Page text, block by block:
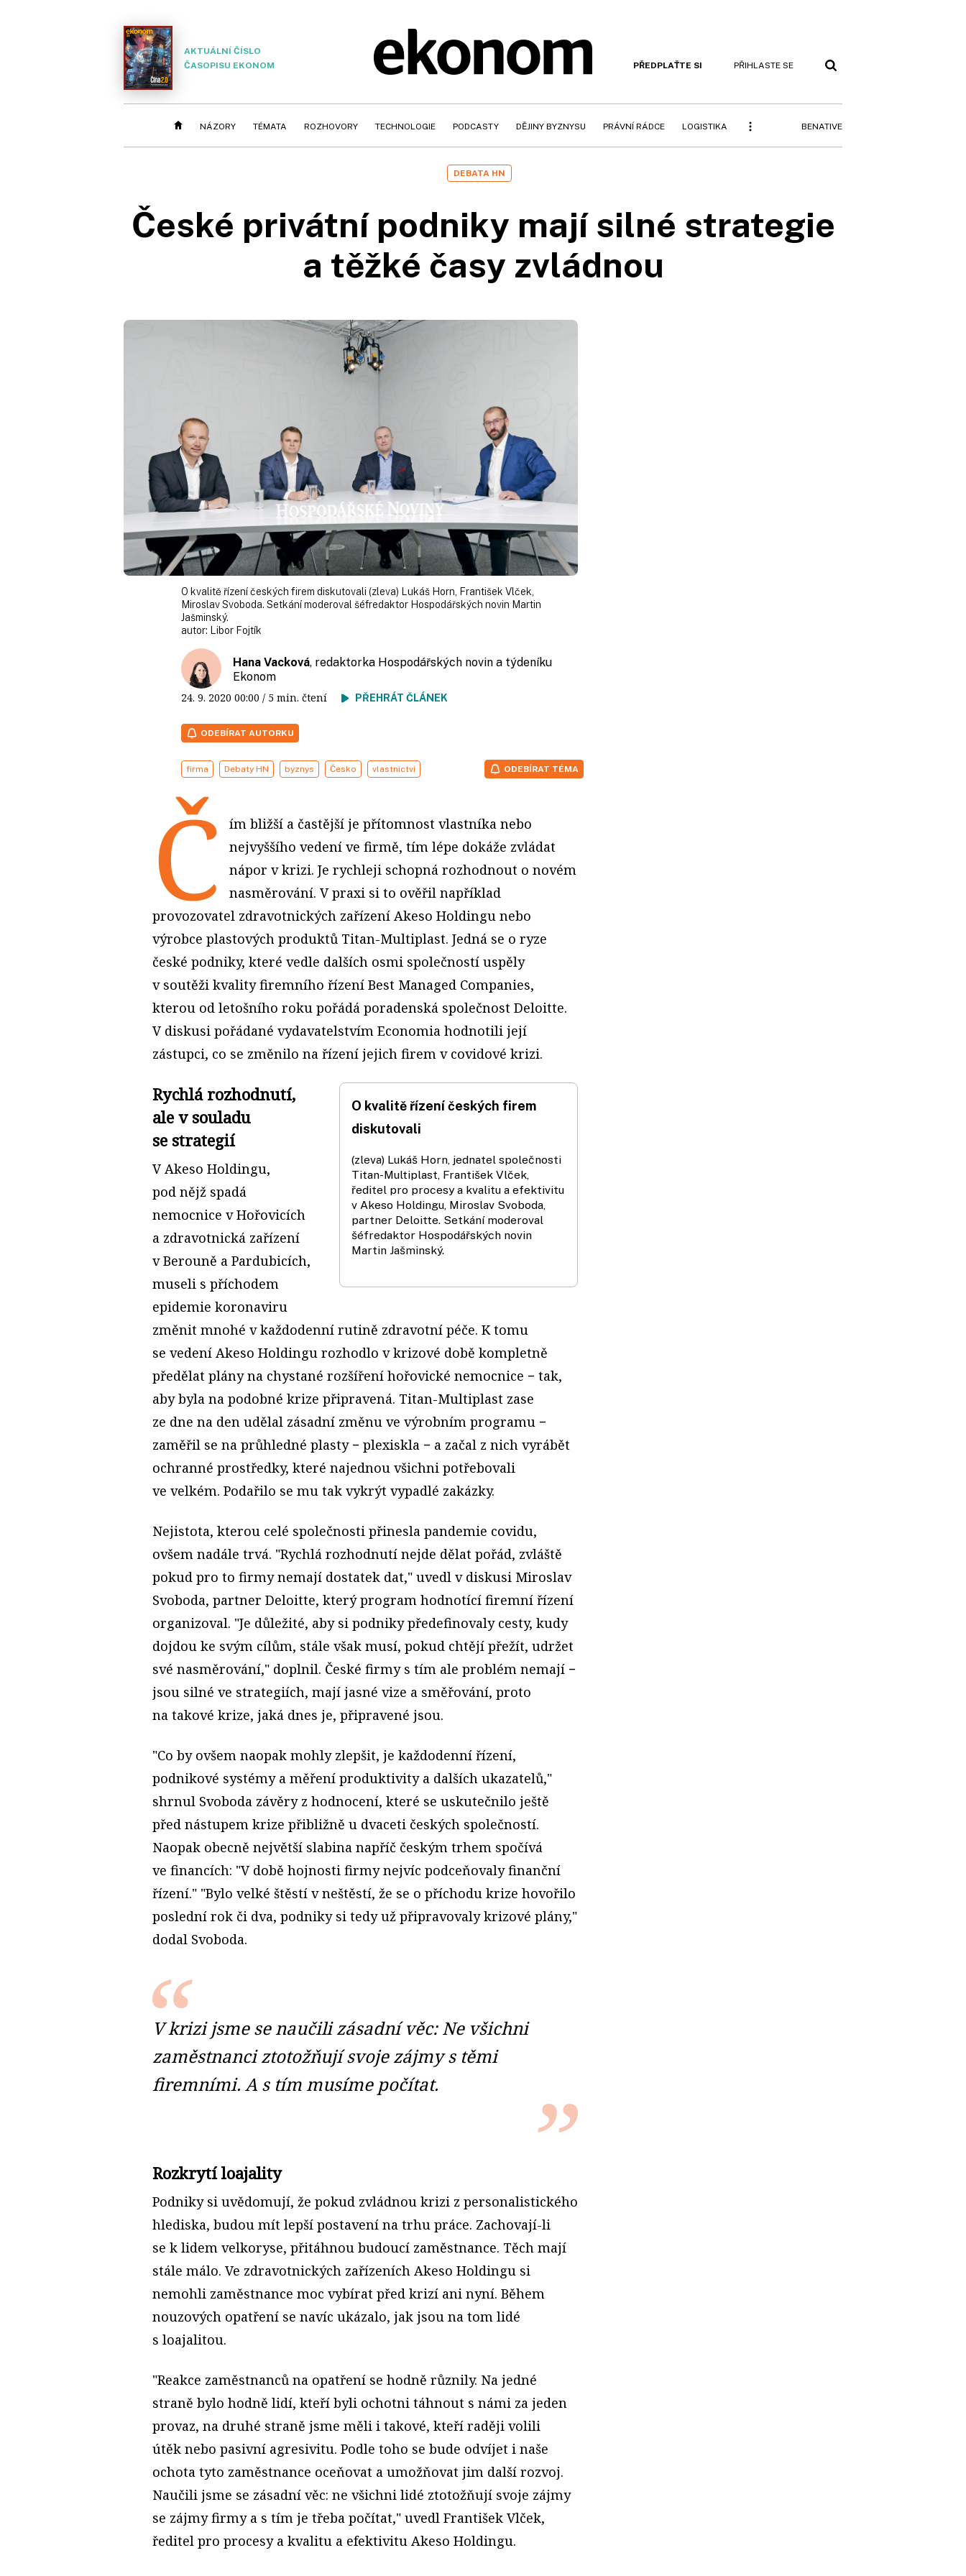
AKTUÁLNÍ ČÍSLO
ČASOPISU EKONOM
PŘEDPLAŤTE SI PŘIHLASTE SE
NÁZORY TÉMATA ROZHOVORY TECHNOLOGIE PODCASTY DĚJINY BYZNYSU PRÁVNÍ RÁDCE LOGISTIKA BENATIVE
DEBATA HN
České privátní podniky mají silné strategie
a těžké časy zvládnou
O kvalitě řízení českých firem diskutovali (zleva) Lukáš Horn, František Vlček,
Miroslav Svoboda. Setkání moderoval šéfredaktor Hospodářských novin Martin
Jašminský.
autor: Libor Fojtík
Hana Vacková, redaktorka Hospodářských novin a týdeníku
Ekonom
24. 9. 2020 00:00 / 5 min. čtení PŘEHRÁT ČLÁNEK
ODEBÍRAT AUTORKU
firma Debaty HN byznys Česko vlastnictví ODEBÍRAT TÉMA
Č
ím bližší a častější je přítomnost vlastníka nebo
nejvyššího vedení ve firmě, tím lépe dokáže zvládat
nápor v krizi. Je rychleji schopná rozhodnout o novém
nasměrování. V praxi si to ověřil například
provozovatel zdravotnických zařízení Akeso Holdingu nebo
výrobce plastových produktů Titan-Multiplast. Jedná se o ryze
české podniky, které vedle dalších osmi společností uspěly
v soutěži kvality firemního řízení Best Managed Companies,
kterou od letošního roku pořádá poradenská společnost Deloitte.
V diskusi pořádané vydavatelstvím Economia hodnotili její
zástupci, co se změnilo na řízení jejich firem v covidové krizi.
O kvalitě řízení českých firem
diskutovali
(zleva) Lukáš Horn, jednatel společnosti
Titan-Multiplast, František Vlček,
ředitel pro procesy a kvalitu a efektivitu
v Akeso Holdingu, Miroslav Svoboda,
partner Deloitte. Setkání moderoval
šéfredaktor Hospodářských novin
Martin Jašminský.
Rychlá rozhodnutí,
ale v souladu
se strategií
V Akeso Holdingu,
pod nějž spadá
nemocnice v Hořovicích
a zdravotnická zařízení
v Berouně a Pardubicích,
museli s příchodem
epidemie koronaviru
změnit mnohé v každodenní rutině zdravotní péče. K tomu
se vedení Akeso Holdingu rozhodlo v krizové době kompletně
předělat plány na chystané rozšíření hořovické nemocnice − tak,
aby byla na podobné krize připravená. Titan-Multiplast zase
ze dne na den udělal zásadní změnu ve výrobním programu −
zaměřil se na průhledné plasty − plexiskla − a začal z nich vyrábět
ochranné prostředky, které najednou všichni potřebovali
ve velkém. Podařilo se mu tak vykrýt vypadlé zakázky.
Nejistota, kterou celé společnosti přinesla pandemie covidu,
ovšem nadále trvá. "Rychlá rozhodnutí nejde dělat pořád, zvláště
pokud pro to firmy nemají dostatek dat," uvedl v diskusi Miroslav
Svoboda, partner Deloitte, který program hodnotící firemní řízení
organizoval. "Je důležité, aby si podniky předefinovaly cesty, kudy
dojdou ke svým cílům, stále však musí, pokud chtějí přežít, udržet
své nasměrování," doplnil. České firmy s tím ale problém nemají −
jsou silné ve strategiích, mají jasné vize a směřování, proto
na takové krize, jaká dnes je, připravené jsou.
"Co by ovšem naopak mohly zlepšit, je každodenní řízení,
podnikové systémy a měření produktivity a dalších ukazatelů,"
shrnul Svoboda závěry z hodnocení, které se uskutečnilo ještě
před nástupem krize přibližně u dvaceti českých společností.
Naopak obecně největší slabina napříč českým trhem spočívá
ve financích: "V době hojnosti firmy nejvíc podceňovaly finanční
řízení." "Bylo velké štěstí v neštěstí, že se o příchodu krize hovořilo
poslední rok či dva, podniky si tedy už připravovaly krizové plány,"
dodal Svoboda.
V krizi jsme se naučili zásadní věc: Ne všichni
zaměstnanci ztotožňují svoje zájmy s těmi
firemními. A s tím musíme počítat.
Rozkrytí loajality
Podniky si uvědomují, že pokud zvládnou krizi z personalistického
hlediska, budou mít lepší postavení na trhu práce. Zachovají-li
se k lidem velkoryse, přitáhnou budoucí zaměstnance. Těch mají
stále málo. Ve zdravotnických zařízeních Akeso Holdingu si
nemohli zaměstnance moc vybírat před krizí ani nyní. Během
nouzových opatření se navíc ukázalo, jak jsou na tom lidé
s loajalitou.
"Reakce zaměstnanců na opatření se hodně různily. Na jedné
straně bylo hodně lidí, kteří byli ochotni táhnout s námi za jeden
provaz, na druhé straně jsme měli i takové, kteří raději volili
útěk nebo pasivní agresivitu. Podle toho se bude odvíjet i naše
ochota tyto zaměstnance oceňovat a umožňovat jim další rozvoj.
Naučili jsme se zásadní věc: ne všichni lidé ztotožňují svoje zájmy
se zájmy firmy a s tím je třeba počítat," uvedl František Vlček,
ředitel pro procesy a kvalitu a efektivitu Akeso Holdingu.